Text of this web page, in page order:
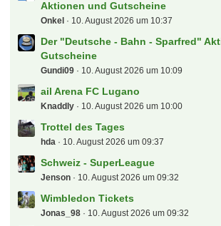
Knaddly 10. August 2026 um 10:42
Neu in eurer Community
Knaddly 10. August 2026 um 10:41
Der Biete und Suche "Deutsche -
Aktionen und Gutscheine
Onkel 10. August 2026 um 10:37
Der "Deutsche - Bahn - Sparfred"
Gutscheine
Gundi09 10. August 2026 um 10:09
ail Arena FC Lugano
Knaddly 10. August 2026 um 10:00
Trottel des Tages
hda 10. August 2026 um 09:37